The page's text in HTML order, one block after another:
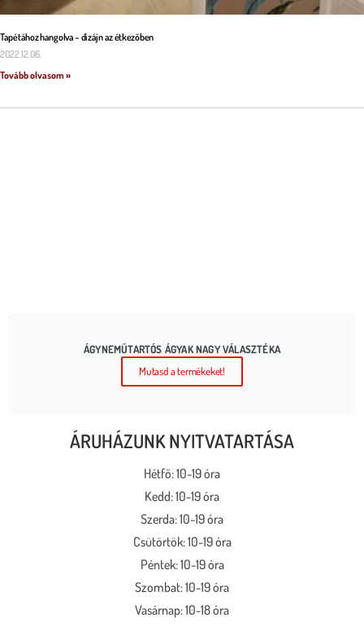
Tapétához hangolva – dizájn az étkezőben
2022.12.06.
Tovább olvasom »
ÁGYNEMŰTARTÓS ÁGYAK NAGY VÁLASZTÉKA
Mutasd a termékeket!
ÁRUHÁZUNK NYITVATARTÁSA
Hétfő: 10-19 óra
Kedd: 10-19 óra
Szerda: 10-19 óra
Csütörtök: 10-19 óra
Péntek: 10-19 óra
Szombat: 10-19 óra
Vasárnap: 10-18 óra